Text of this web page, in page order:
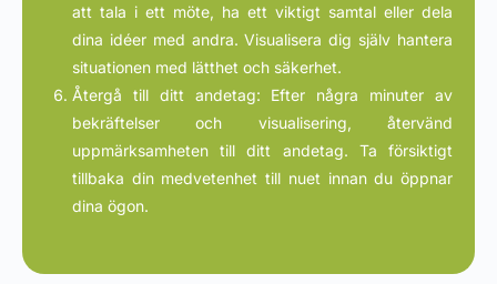
att tala i ett möte, ha ett viktigt samtal eller dela
dina idéer med andra. Visualisera dig själv hantera
situationen med lätthet och säkerhet.
Återgå till ditt andetag: Efter några minuter av
bekräftelser och visualisering, återvänd
uppmärksamheten till ditt andetag. Ta försiktigt
tillbaka din medvetenhet till nuet innan du öppnar
dina ögon.